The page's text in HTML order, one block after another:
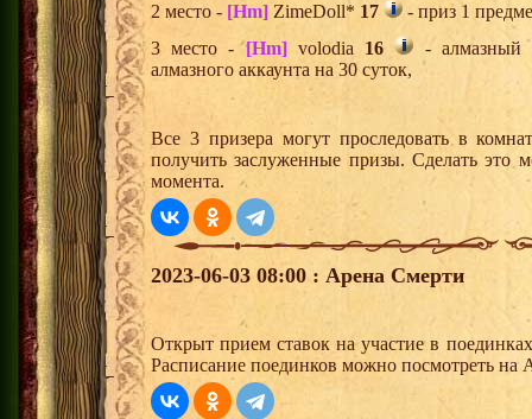
2 место - [Hm] ZimeDoll* 17
- приз 1
3 место -[Hm]volodia 16
- алмазный
алмазного аккаунта на 30 суток,
Все 3 призера могут проследовать в
получить заслуженные призы. Сделать это
момента.
2023-06-03 08:00 : Арена Смерти
Открыт прием ставок на участие в
Расписание поединков можно посмотреть на